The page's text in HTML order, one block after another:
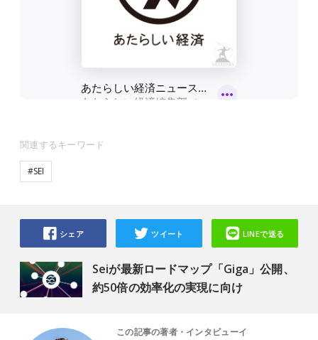
関連するキーワード
#SEI
Seiが最新ロードマップ「Giga」公開、
約50倍の効率化の実現に向け
シェア ツイート LINEで送る
この記事の著者・インタビューイ